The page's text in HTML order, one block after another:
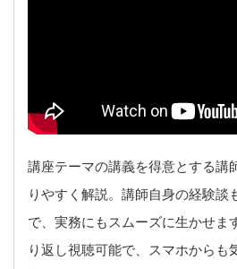
講座テーマの講義を得意とする講
りやすく解説。講師自身の経験談
で、実務にもスムーズに生かせま
り返し視聴可能で、スマホからも